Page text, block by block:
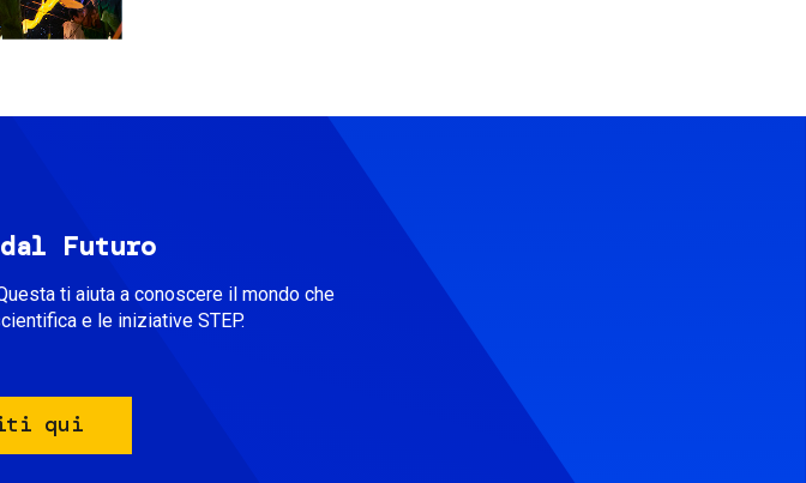
Futuro
ti aiuta a conoscere il mondo che
e le iniziative STEP.
qui